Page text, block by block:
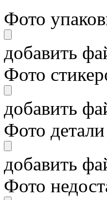
Фото
добавить
Фото
добавить
Фото детали
добавить
Фото